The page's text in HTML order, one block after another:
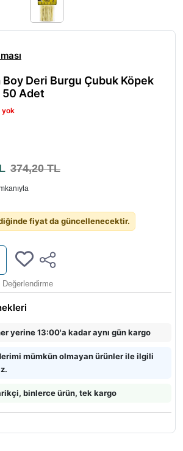
Deri Burgu Çubuk Köpek
50 Adet
yok
374,20 TL
fiyat da güncellenecektir.
Değerlendirme
yerine 13:00'a kadar aynı gün kargo
mümkün olmayan ürünler ile ilgili
binlerce ürün, tek kargo